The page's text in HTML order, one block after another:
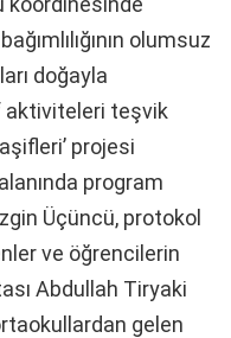
olumsuz
doğayla
teşvik
projesi
program
Üçüncü, protokol
ve öğrencilerin
Abdullah Tiryaki
gelen